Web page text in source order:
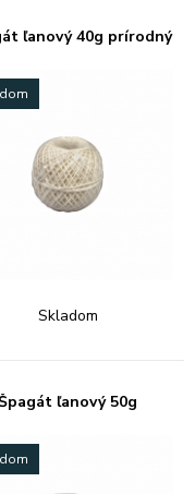
ľanový 40g prírodný
Skladom
ľanový 50g